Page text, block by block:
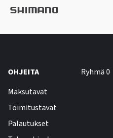
OHJEITA
Maksutavat
Toimitustavat
Palautukset
Ryhmä 0